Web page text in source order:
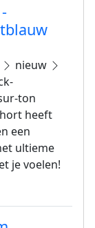
nieuw
ton
heeft
een
ultieme
je voelen!